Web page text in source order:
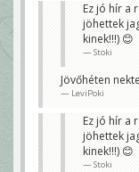
Ez jó hír a
jöhettek
kinek!!!) 😊
Stoki
Jövőhéten
LeviPoki
Ez jó hír a
jöhettek
kinek!!!) 😊
Stoki